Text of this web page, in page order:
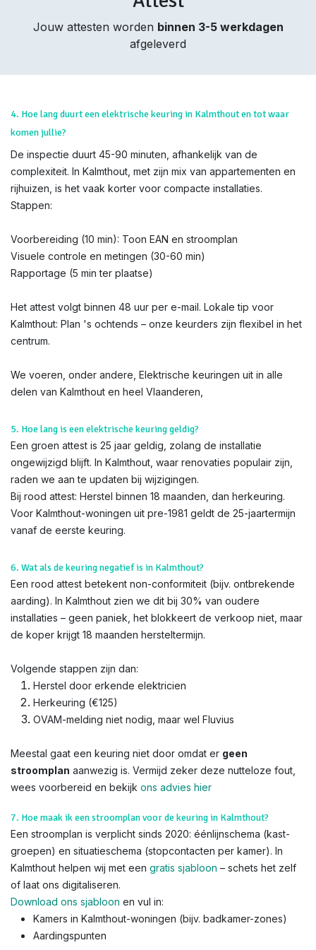
Jouw attesten worden binnen 3-5 werkdagen
afgeleverd
4. Hoe lang duurt een elektrische keuring in Kalmthout en tot waar
komen jullie?
De inspectie duurt 45-90 minuten, afhankelijk van de
complexiteit. In Kalmthout, met zijn mix van appartementen en
rijhuizen, is het vaak korter voor compacte installaties.
Stappen:
Voorbereiding (10 min): Toon EAN en stroomplan
Visuele controle en metingen (30-60 min)
Rapportage (5 min ter plaatse)
Het attest volgt binnen 48 uur per e-mail. Lokale tip voor
Kalmthout: Plan 's ochtends – onze keurders zijn flexibel in het
centrum.
We voeren, onder andere, Elektrische keuringen uit in alle
delen van Kalmthout en heel Vlaanderen,
5. Hoe lang is een elektrische keuring geldig?
Een groen attest is 25 jaar geldig, zolang de installatie
ongewijzigd blijft. In Kalmthout, waar renovaties populair zijn,
raden we aan te updaten bij wijzigingen.
Bij rood attest: Herstel binnen 18 maanden, dan herkeuring.
Voor Kalmthout-woningen uit pre-1981 geldt de 25-jaartermijn
vanaf de eerste keuring.
6. Wat als de keuring negatief is in Kalmthout?
Een rood attest betekent non-conformiteit (bijv. ontbrekende
aarding). In Kalmthout zien we dit bij 30% van oudere
installaties – geen paniek, het blokkeert de verkoop niet, maar
de koper krijgt 18 maanden hersteltermijn.
Volgende stappen zijn dan:
Herstel door erkende elektricien
Herkeuring (€125)
OVAM-melding niet nodig, maar wel Fluvius
Meestal gaat een keuring niet door omdat er geen
stroomplan aanwezig is. Vermijd zeker deze nutteloze fout,
wees voorbereid en bekijk ons advies hier
7. Hoe maak ik een stroomplan voor de keuring in Kalmthout?
Een stroomplan is verplicht sinds 2020: éénlijnschema (kast-
groepen) en situatieschema (stopcontacten per kamer). In
Kalmthout helpen wij met een gratis sjabloon – schets het zelf
of laat ons digitaliseren.
Download ons sjabloon en vul in:
Kamers in Kalmthout-woningen (bijv. badkamer-zones)
Aardingspunten